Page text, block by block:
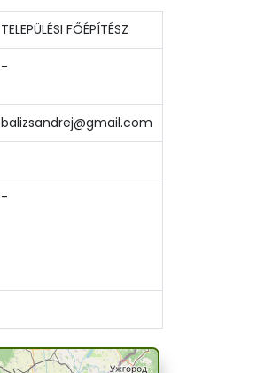
TELEPÜLÉSI FŐÉPÍTÉSZ
-
balizsandrej@gmail.com
-